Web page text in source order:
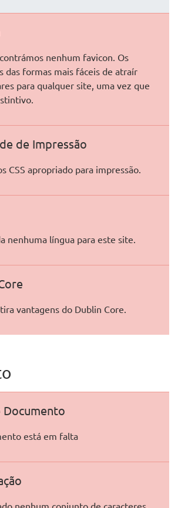
nenhum favicon. Os
das formas mais fáceis de atraír
para qualquer site, uma vez que
de Impressão
CSS apropriado para impressão.
nenhuma língua para este site.
vantagens do Dublin Core.
Documento
está em falta
nenhum conjunto de caracteres.